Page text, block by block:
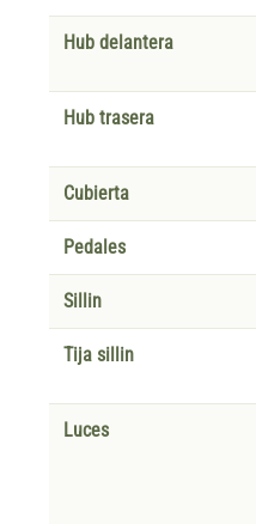
Hub delantera
Hub trasera
Cubierta
Pedales
Sillin
Tija sillin
Luces